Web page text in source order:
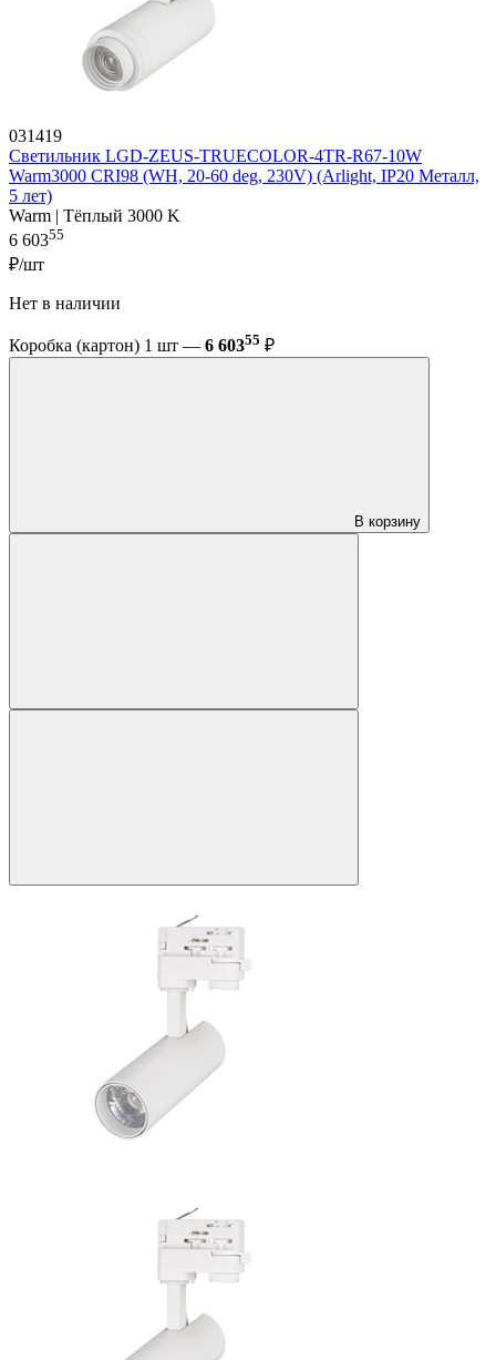
031419
Светильник LGD-ZEUS-TRUECOLOR-4TR-R67-10W
Warm3000 CRI98 (WH, 20-60 deg, 230V) (Arlight, IP20 Металл,
5 лет)
Warm | Тёплый 3000 K
6 60355
₽/шт
Нет в наличии
Коробка (картон) 1 шт — 6 60355 ₽
В корзину